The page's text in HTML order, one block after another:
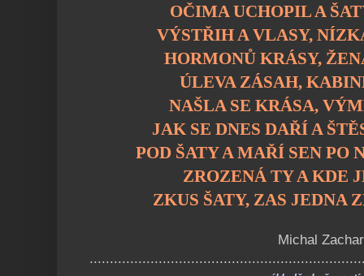
OČIMA UCHOPIL A
VÝSTŘIH A VLASY,
HORMONŮ KRÁSY,
ÚLEVA ZÁSAH,
NAŠLA SE KRÁSA,
JAK SE DNES DAŘÍ A
POD ŠATY A MAŘÍ SEN PO
ZROZENÁ TY A KDE
ZKUS ŠATY, ZAS JEDNA
Michal Zachar